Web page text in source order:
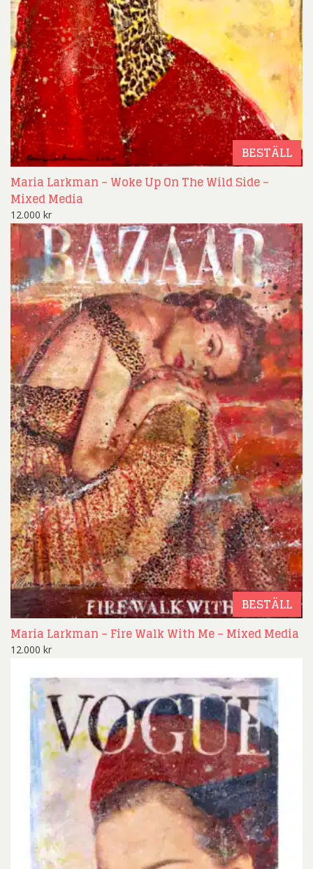
BESTÄLL
Maria Larkman – Woke Up On The Wild Side –
Mixed Media
12.000 kr
BESTÄLL
Maria Larkman – Fire Walk With Me – Mixed Media
12.000 kr